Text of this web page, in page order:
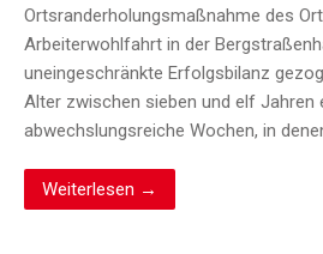
Ortsranderholungsmaßnahme des
Arbeiterwohlfahrt in der
uneingeschränkte Erfolgsbilanz
Alter zwischen sieben und elf Jahren
abwechslungsreiche Wochen, in
Weiterlesen →